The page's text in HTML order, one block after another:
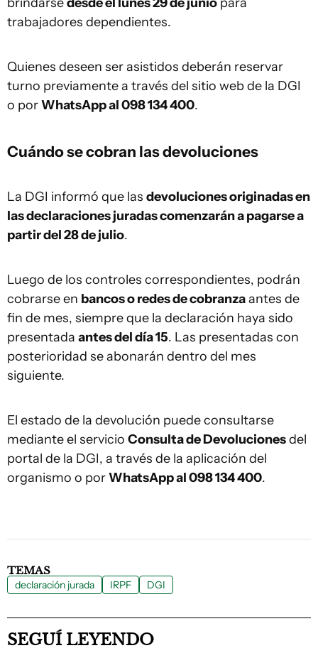
trabajadores dependientes.
Quienes deseen ser asistidos deberán reservar
turno previamente a través del sitio web de la DGI
o porWhatsApp al 098 134 400.
Cuándo se cobran las devoluciones
La DGI informó que las devoluciones originadas en
las declaraciones juradas comenzarán a pagarse a
partir del 28 de julio.
Luego de los controles correspondientes, podrán
cobrarse en bancos o redes de cobranzaantes de
fin de mes, siempre que la declaración haya sido
presentada antes del día 15. Las presentadas con
posterioridad se abonarán dentro del mes
siguiente.
El estado de la devolución puede consultarse
mediante el servicio Consulta de Devolucionesdel
portal de la DGI, a través de la aplicación del
organismo o porWhatsApp al 098 134 400.
TEMAS
declaración jurada IRPF DGI
SEGUÍ LEYENDO